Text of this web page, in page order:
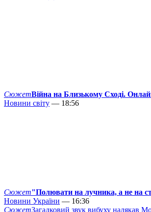
СюжетВійна на Близькому Сході.
Новини світу — 18:56
Сюжет"Полювати на лучника, а не на
Новини України — 16:36
СюжетЗагадковий звук вибуху налякав